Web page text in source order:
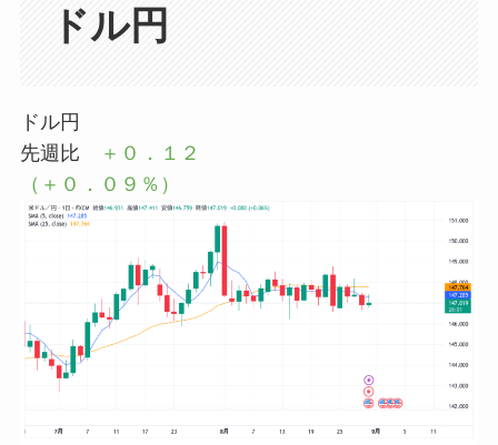
ドル円
ドル円
先週比
＋０．１２
（＋０．０９％）